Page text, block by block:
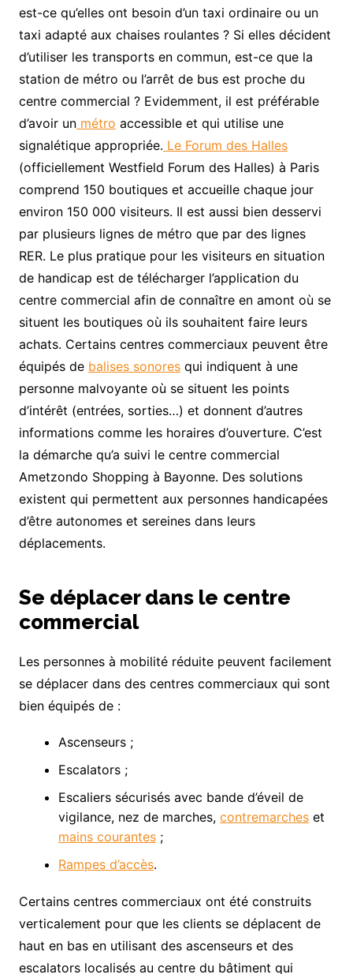
est-ce qu’elles ont besoin d’un taxi ordinaire ou un
taxi adapté aux chaises roulantes ? Si elles décident
d’utiliser les transports en commun, est-ce que la
station de métro ou l’arrêt de bus est proche du
centre commercial ? Evidemment, il est préférable
d’avoir unmétro accessible et qui utilise une
signalétique appropriée. Le Forum des Halles
(officiellement Westfield Forum des Halles) à Paris
comprend 150 boutiques et accueille chaque jour
environ 150 000 visiteurs. Il est aussi bien desservi
par plusieurs lignes de métro que par des lignes
RER. Le plus pratique pour les visiteurs en situation
de handicap est de télécharger l’application du
centre commercial afin de connaître en amont où se
situent les boutiques où ils souhaitent faire leurs
achats. Certains centres commerciaux peuvent être
équipés de balises sonoresqui indiquent à une
personne malvoyante où se situent les points
d’intérêt (entrées, sorties…) et donnent d’autres
informations comme les horaires d’ouverture. C’est
la démarche qu’a suivi le centre commercial
Ametzondo Shopping à Bayonne. Des solutions
existent qui permettent aux personnes handicapées
d’être autonomes et sereines dans leurs
déplacements.
Se déplacer dans le centre
commercial
Les personnes à mobilité réduite peuvent facilement
se déplacer dans des centres commerciaux qui sont
bien équipés de :
Ascenseurs ;
Escalators ;
Escaliers sécurisés avec bande d’éveil de
vigilance, nez de marches, contremarcheset
mains courantes;
Rampes d’accès.
Certains centres commerciaux ont été construits
verticalement pour que les clients se déplacent de
haut en bas en utilisant des ascenseurs et des
escalators localisés au centre du bâtiment qui